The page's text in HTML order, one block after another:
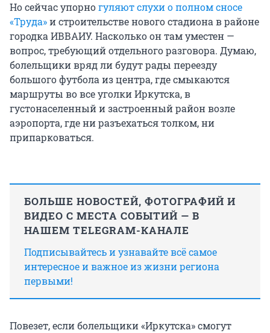
Но сейчас упорногуляют слухи о полном сносе
«Труда»и строительстве нового стадиона в районе
городка ИВВАИУ. Насколько он там уместен —
вопрос, требующий отдельного разговора. Думаю,
болельщики вряд ли будут рады переезду
большого футбола из центра, где смыкаются
маршруты во все уголки Иркутска, в
густонаселенный и застроенный район возле
аэропорта, где ни разъехаться толком, ни
припарковаться.
БОЛЬШЕ НОВОСТЕЙ, ФОТОГРАФИЙ И
ВИДЕО С МЕСТА СОБЫТИЙ — В
НАШЕМ TELEGRAM-КАНАЛЕ
Подписывайтесь и узнавайте всё самое
интересное и важное из жизни региона
первыми!
Повезет, если болельщики «Иркутска» смогут